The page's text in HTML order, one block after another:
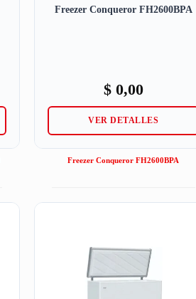
Freezer Conqueror FH2600BPA
$0,00
VER DETALLES
Freezer Conqueror FH2600BPA